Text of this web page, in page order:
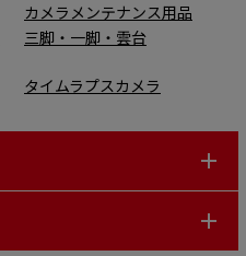
カメラメンテナンス用品
三脚・一脚・雲台
タイムラプスカメラ